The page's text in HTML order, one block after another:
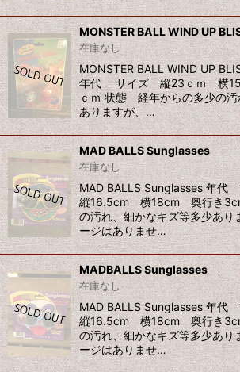
MONSTER BALL WIND UP
在庫なし
MONSTER BALL WIND UP
年代 サイズ 縦23ｃｍ 横
ｃｍ 状態 経年からの多少の汚
ありますが、…
MAD BALLS Sunglasses
在庫なし
MAD BALLS Sunglasses 年
縦16.5cm 横18cm 奥行き
の汚れ、細かなキズ等多少あり
ージはありませ…
MADBALLS Sunglasses
在庫なし
MAD BALLS Sunglasses 年
縦16.5cm 横18cm 奥行き
の汚れ、細かなキズ等多少あり
ージはありませ…